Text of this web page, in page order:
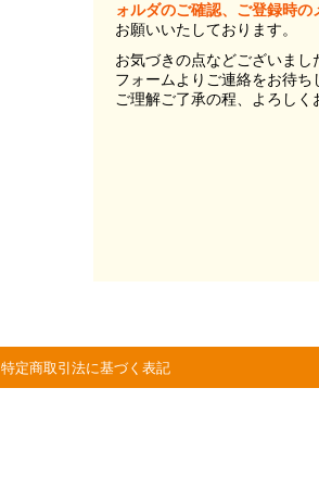
ォルダのご確認、ご登録時
お願いいたしております。
お気づきの点などございま
フォームよりご連絡をお待ち
ご理解ご了承の程、よろし
特定商取引法に基づく表記